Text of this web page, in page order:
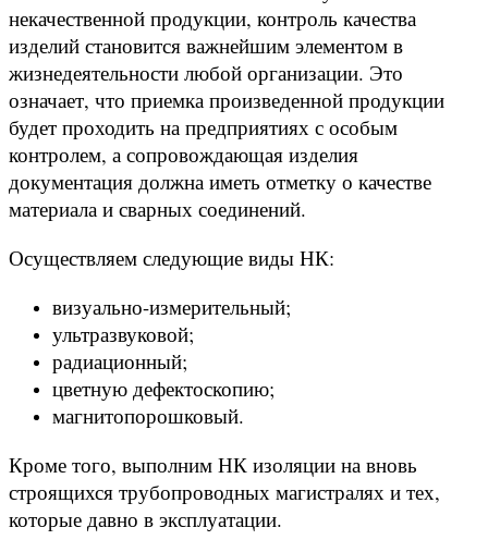
некачественной продукции, контроль качества
изделий становится важнейшим элементом в
жизнедеятельности любой организации. Это
означает, что приемка произведенной продукции
будет проходить на предприятиях с особым
контролем, а сопровождающая изделия
документация должна иметь отметку о качестве
материала и сварных соединений.
Осуществляем следующие виды НК:
визуально-измерительный;
ультразвуковой;
радиационный;
цветную дефектоскопию;
магнитопорошковый.
Кроме того, выполним НК изоляции на вновь
строящихся трубопроводных магистралях и тех,
которые давно в эксплуатации.